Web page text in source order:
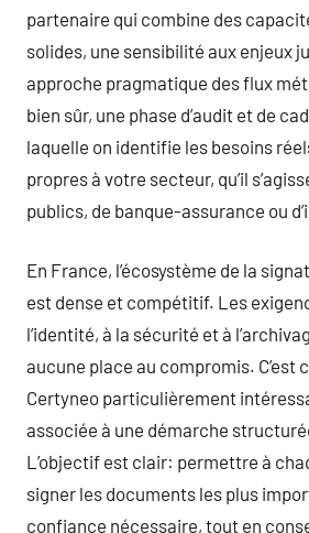
partenaire qui combine des
solides, une sensibilité aux enjeux
approche pragmatique des flux
bien sûr, une phase d’audit et de
laquelle on identifie les besoins
propres à votre secteur, qu’il
publics, de banque-assurance ou
En France, l’écosystème de la
est dense et compétitif. Les
l’identité, à la sécurité et à
aucune place au compromis. C’est
Certyneo particulièrement
associée à une démarche
L’objectif est clair: permettre à
signer les documents les plus
confiance nécessaire, tout en